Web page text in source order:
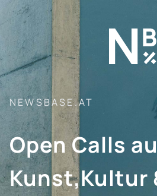
Direkt
zum
Inhalt
NEWSBASE.AT
Open Calls
Kunst,Kultur